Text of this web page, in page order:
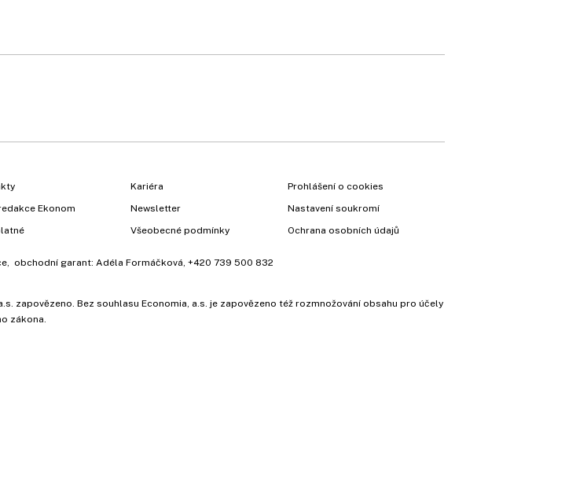
Ekonom
Kariéra
Newsletter
Všeobecné podmínky
Prohlášení o cookies
Nastavení soukromí
Ochrana osobních údajů
, obchodní garant: Adéla Formáčková +420 739 500 832
zapovězeno. Bez souhlasu Economia, a.s. je zapovězeno též rozmnožování obsahu pro účely
zákona.